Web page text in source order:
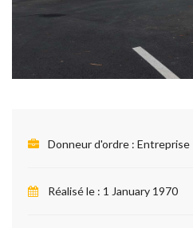
Donneur d'ordre : Entreprise
Réalisé le : 1 January 1970